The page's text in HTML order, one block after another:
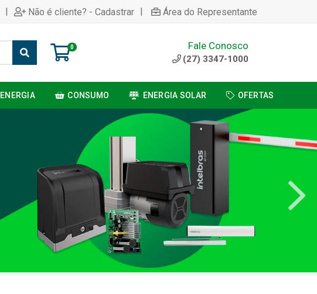
| Não é cliente? - Cadastrar | Área do Representante
0 Fale Conosco
(27) 3347-1000
ENERGIA CONSUMO ENERGIA SOLAR OFERTAS